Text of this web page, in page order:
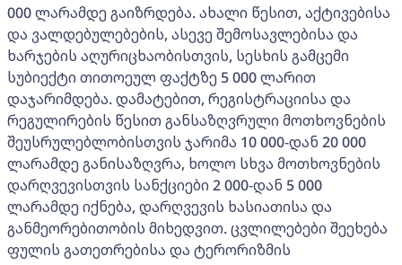
000 ლარამდე გაიზრდება. ახალი წესით, აქტივებისა
და ვალდებულებების, ასევე შემოსავლებისა და
ხარჯების აღურიცხაობისთვის, სესხის გამცემი
სუბიექტი თითოეულ ფაქტზე 5 000 ლარით
დაჯარიმდება. დამატებით, რეგისტრაციისა და
რეგულირების წესით განსაზღვრული მოთხოვნების
შეუსრულებლობისთვის ჯარიმა 10 000-დან 20 000
ლარამდე განისაზღვრა, ხოლო სხვა მოთხოვნების
დარღვევისთვის სანქციები 2 000-დან 5 000
ლარამდე იქნება, დარღვევის ხასიათისა და
განმეორებითობის მიხედვით. ცვლილებები შეეხება
ფულის გათეთრებისა და ტერორიზმის